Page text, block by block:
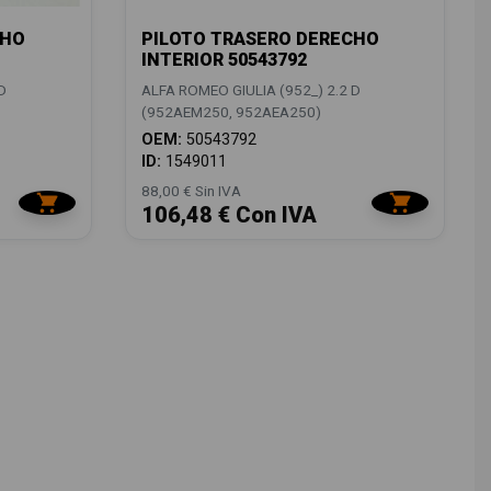
PILOTO TRASERO DERECHO
INTERIOR 50543792
ALFA ROMEO GIULIA (952_) 2.2 D
(952AEM250, 952AEA250)
OEM: 50543792
ID: 1549011
88,00 € Sin IVA
106,48 € Con IVA